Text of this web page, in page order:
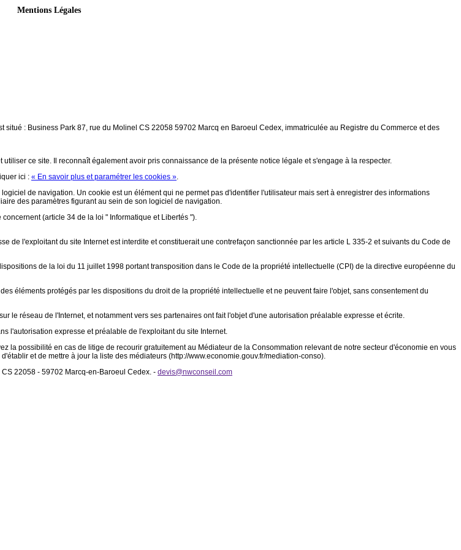
Mentions Légales
: Business Park 87, rue du Molinel CS 22058 59702 Marcq en Baroeul Cedex, immatriculée au Registre du Commerce et des
ce site. Il reconnaît également avoir pris connaissance de la présente notice légale et s'engage à la respecter.
ici : « En savoir plus et paramétrer les cookies ».
de navigation. Un cookie est un élément qui ne permet pas d'identifier l'utilisateur mais sert à enregistrer des informations
des paramètres figurant au sein de son logiciel de navigation.
(article 34 de la loi " Informatique et Libertés ").
de l'exploitant du site Internet est interdite et constituerait une contrefaçon sanctionnée par les article L 335-2 et suivants du Code de
de la loi du 11 juillet 1998 portant transposition dans le Code de la propriété intellectuelle (CPI) de la directive européenne du
éléments protégés par les dispositions du droit de la propriété intellectuelle et ne peuvent faire l'objet, sans consentement du
le réseau de l'Internet, et notamment vers ses partenaires ont fait l'objet d'une autorisation préalable expresse et écrite.
l'autorisation expresse et préalable de l'exploitant du site Internet.
la possibilité en cas de litige de recourir gratuitement au Médiateur de la Consommation relevant de notre secteur d'économie en vous
et de mettre à jour la liste des médiateurs (http://www.economie.gouv.fr/mediation-conso).
22058 - 59702 Marcq-en-Baroeul Cedex. - devis@nwconseil.com